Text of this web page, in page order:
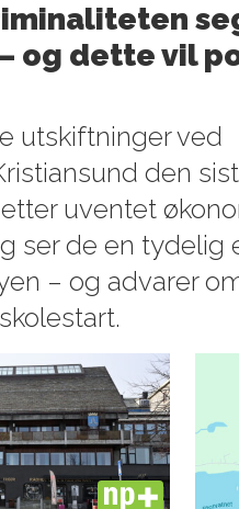
og dette vil
utskiftninger ved
den
uventet
ser de en tydelig
– og advarer
PLUS